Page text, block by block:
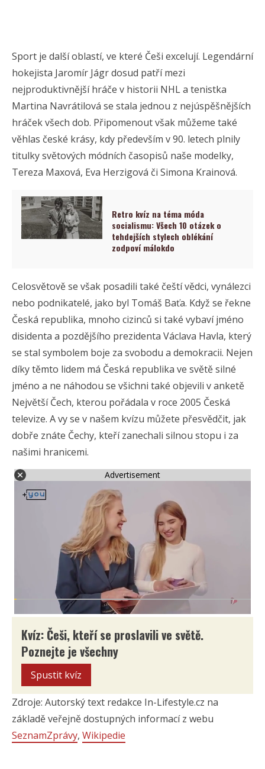
Sport je další oblastí, ve které Češi excelují. Legendární
hokejista Jaromír Jágr dosud patří mezi
nejproduktivnější hráče v historii NHL a tenistka
Martina Navrátilová se stala jednou z nejúspěšnějších
hráček všech dob. Připomenout však můžeme také
věhlas české krásy, kdy především v 90. letech plnily
titulky světových módních časopisů naše modelky,
Tereza Maxová, Eva Herzigová či Simona Krainová.
Retro kvíz na téma móda
socialismu: Všech 10 otázek o
tehdejších stylech oblékání
zodpoví málokdo
Celosvětově se však posadili také čeští vědci, vynálezci
nebo podnikatelé, jako byl Tomáš Baťa. Když se řekne
Česká republika, mnoho cizinců si také vybaví jméno
disidenta a pozdějšího prezidenta Václava Havla, který
se stal symbolem boje za svobodu a demokracii. Nejen
díky těmto lidem má Česká republika ve světě silné
jméno a ne náhodou se všichni také objevili v anketě
Největší Čech, kterou pořádala v roce 2005 Česká
televize. A vy se v našem kvízu můžete přesvědčit, jak
dobře znáte Čechy, kteří zanechali silnou stopu i za
našimi hranicemi.
Advertisement
Kvíz: Češi, kteří se proslavili ve světě.
Poznejte je všechny
Spustit kvíz
Zdroje: Autorský text redakce In-Lifestyle.cz na
základě veřejně dostupných informací z webu
SeznamZprávy, Wikipedie